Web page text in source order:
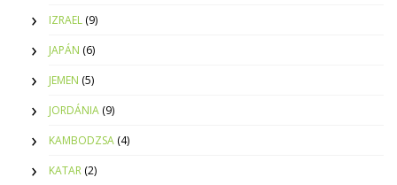
IZRAEL (9)
JAPÁN (6)
JEMEN (5)
JORDÁNIA (9)
KAMBODZSA (4)
KATAR (2)